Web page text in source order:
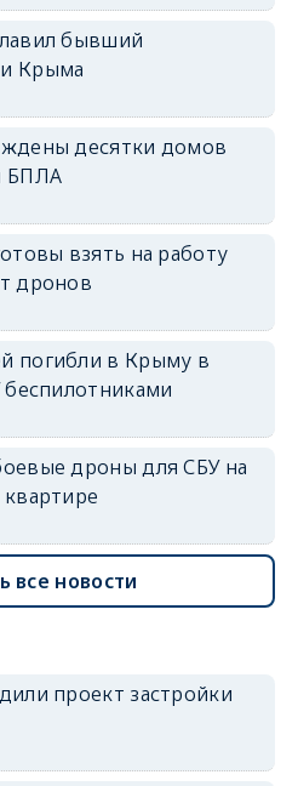
бывший
Крыма
десятки домов
БПЛА
взять на работу
дронов
погибли в Крыму в
беспилотниками
дроны для СБУ на
все новости
проект застройки